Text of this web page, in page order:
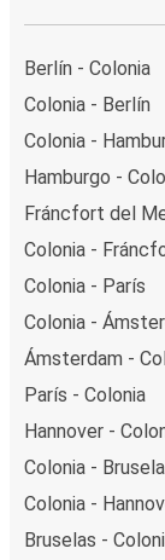
Berlín - Colonia
Colonia - Berlín
Colonia -
Hamburgo -
Fráncfort del
Colonia -
Colonia - París
Colonia -
Ámsterdam -
París - Colonia
Hannover -
Colonia -
Colonia -
Bruselas -